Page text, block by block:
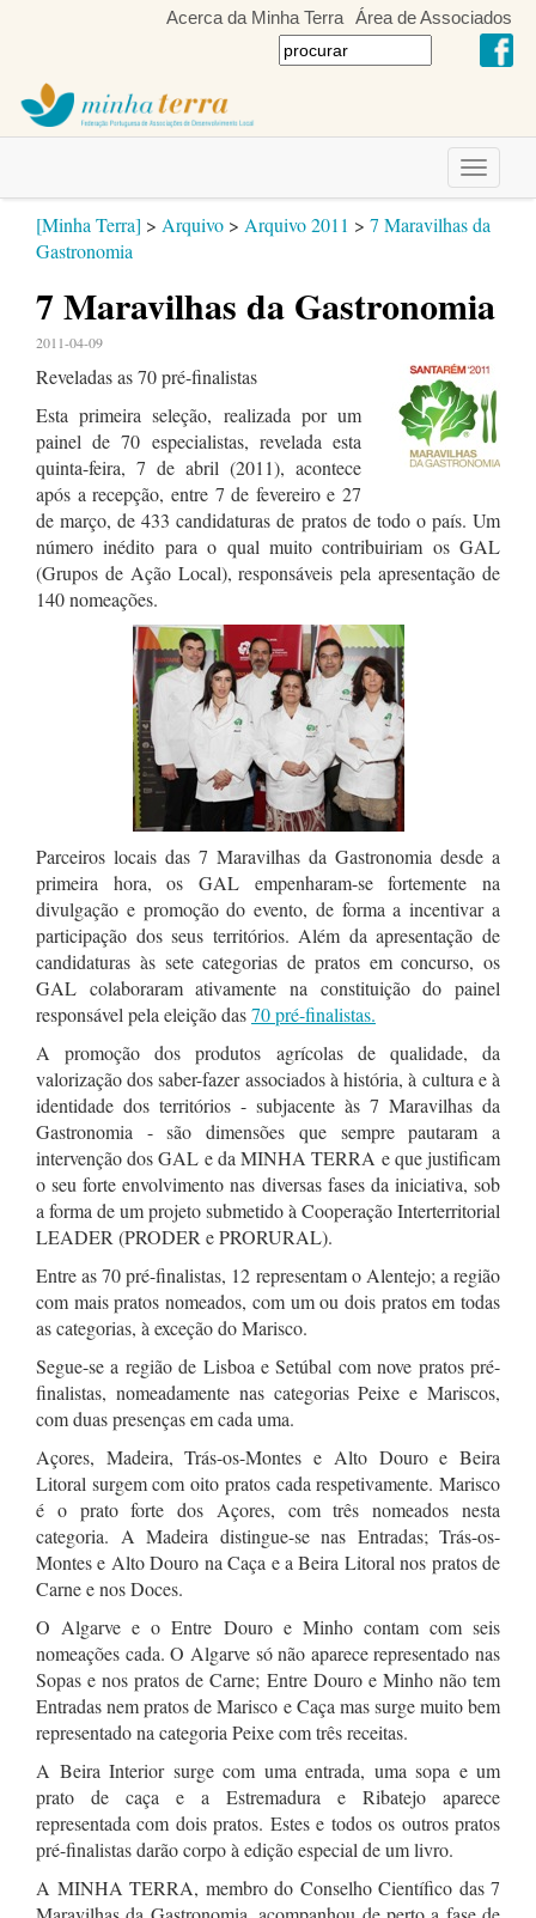
Acerca da Minha Terra Área de Associados
Toggle
[Minha Terra] > Arquivo > Arquivo 2011 > 7 Maravilhas da
Gastronomia
7 Maravilhas da Gastronomia
2011-04-09
Reveladas as 70 pré-finalistas
Esta primeira seleção, realizada por um
painel de 70 especialistas, revelada esta
quinta-feira, 7 de abril (2011), acontece
após a recepção, entre 7 de fevereiro e 27
de março, de 433 candidaturas de pratos de todo o país. Um
número inédito para o qual muito contribuiriam os GAL
(Grupos de Ação Local), responsáveis pela apresentação de
140 nomeações.
Parceiros locais das 7 Maravilhas da Gastronomia desde a
primeira hora, os GAL empenharam-se fortemente na
divulgação e promoção do evento, de forma a incentivar a
participação dos seus territórios. Além da apresentação de
candidaturas às sete categorias de pratos em concurso, os
GAL colaboraram ativamente na constituição do painel
responsável pela eleição das70 pré-finalistas.
A promoção dos produtos agrícolas de qualidade, da
valorização dos saber-fazer associados à história, à cultura e à
identidade dos territórios - subjacente às 7 Maravilhas da
Gastronomia - são dimensões que sempre pautaram a
intervenção dos GAL e da MINHA TERRA e que justificam
o seu forte envolvimento nas diversas fases da iniciativa, sob
a forma de um projeto submetido à Cooperação Interterritorial
LEADER (PRODER e PRORURAL).
Entre as 70 pré-finalistas, 12 representam o Alentejo; a região
com mais pratos nomeados, com um ou dois pratos em todas
as categorias, à exceção do Marisco.
Segue-se a região de Lisboa e Setúbal com nove pratos pré-
finalistas, nomeadamente nas categorias Peixe e Mariscos,
com duas presenças em cada uma.
Açores, Madeira, Trás-os-Montes e Alto Douro e Beira
Litoral surgem com oito pratos cada respetivamente. Marisco
é o prato forte dos Açores, com três nomeados nesta
categoria. A Madeira distingue-se nas Entradas; Trás-os-
Montes e Alto Douro na Caça e a Beira Litoral nos pratos de
Carne e nos Doces.
O Algarve e o Entre Douro e Minho contam com seis
nomeações cada. O Algarve só não aparece representado nas
Sopas e nos pratos de Carne; Entre Douro e Minho não tem
Entradas nem pratos de Marisco e Caça mas surge muito bem
representado na categoria Peixe com três receitas.
A Beira Interior surge com uma entrada, uma sopa e um
prato de caça e a Estremadura e Ribatejo aparece
representada com dois pratos. Estes e todos os outros pratos
pré-finalistas darão corpo à edição especial de um livro.
A MINHA TERRA, membro do Conselho Científico das 7